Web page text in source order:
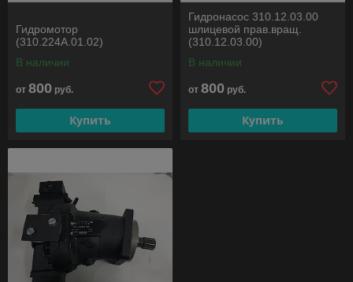
Гидромотор
(310.224А.01.02)
В наличии
от 800 руб.
Купить
Гидронасос 310.12.03.00
шлицевой прав.вращ.
(310.12.03.00)
В наличии
от 800 руб.
Купить